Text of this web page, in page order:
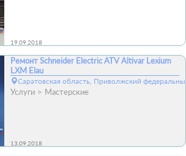
19.09.2018
Ремонт Schneider Electric ATV Altivar Lexium
LXM Elau
Саратовская область, Приволжский
Услуги Мастерские
13.09.2018